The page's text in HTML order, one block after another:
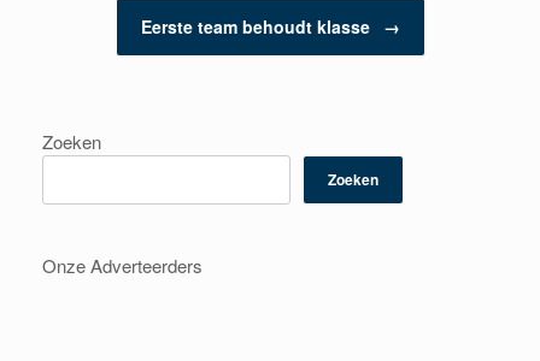
Eerste team behoudt klasse →
Zoeken
Zoeken
Onze Adverteerders